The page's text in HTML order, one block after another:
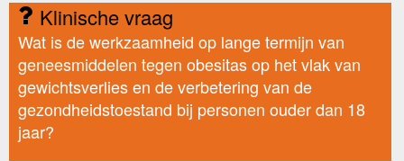
Klinische vraag
Wat is de werkzaamheid op lange termijn van
geneesmiddelen tegen obesitas op het vlak van
gewichtsverlies en de verbetering van de
gezondheidstoestand bij personen ouder dan 18
jaar?